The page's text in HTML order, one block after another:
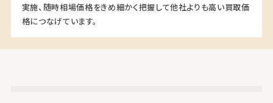
実施、随時相場価格をきめ細かく把握して他社よりも高い買取価
格につなげています。